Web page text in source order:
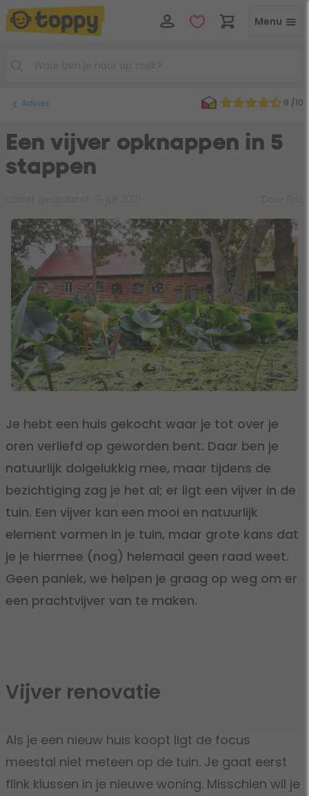
Menu
Advies 9 /10
Een vijver opknappen in 5
stappen
Je hebt een huis gekocht waar je tot over je
oren verliefd op geworden bent. Daar ben je
natuurlijk dolgelukkig mee, maar tijdens de
bezichtiging zag je het al; er ligt een vijver in de
tuin. Een vijver kan een mooi en natuurlijk
element vormen in je tuin, maar grote kans dat
je je hiermee (nog) helemaal geen raad weet.
Geen paniek, we helpen je graag op weg om er
een prachtvijver van te maken.
Vijver renovatie
Als je een nieuw huis koopt ligt de focus
meestal niet meteen op de tuin. Je gaat eerst
flink klussen in je nieuwe woning. Misschien wil je